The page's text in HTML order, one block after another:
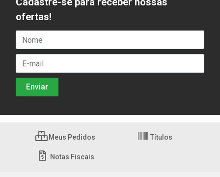
ofertas!
Meus Pedidos Títulos
Notas Fiscais